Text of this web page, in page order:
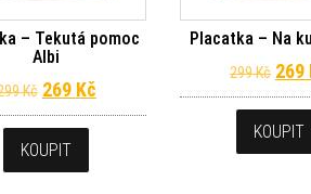
– Tekutá pomoc
Albi
Kč Původní cena byla: 299 Kč.
269 KčAktuální cena je: 269 Kč.
KOUPIT
Placatka – Na
299Kč 269
KOUPIT